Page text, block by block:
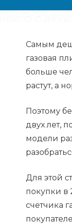
Самым
газовая
больше
растут, а
Поэтому
двух лет,
модели
Для этой
покупки в
счетчика